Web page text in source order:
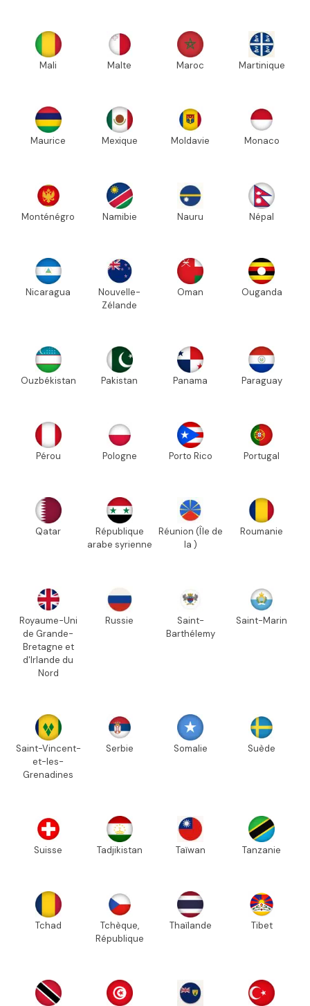
Mali Malte Maroc Martinique
Maurice Mexique Moldavie Monaco
Monténégro Namibie Nauru Népal
Nicaragua
Nouvelle-
Zélande
Oman Ouganda
Ouzbékistan Pakistan Panama Paraguay
Pérou Pologne Porto Rico Portugal
Qatar
République
arabe syrienne
Réunion (Île de
la )
Roumanie
Royaume-Uni
de Grande-
Bretagne et
d'Irlande du
Nord
Russie
Saint-
Barthélemy
Saint-Marin
Saint-Vincent-
et-les-
Grenadines
Serbie Somalie Suède
Suisse Tadjikistan Taïwan Tanzanie
Tchad
Tchèque,
République
Thaïlande Tibet